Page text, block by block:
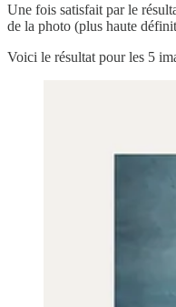
Une fois satisfait par le
de la photo (plus haute
Voici le résultat pour les 5